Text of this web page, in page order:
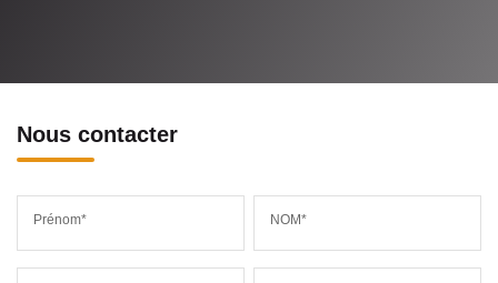
Nous contacter
Prénom* NOM*